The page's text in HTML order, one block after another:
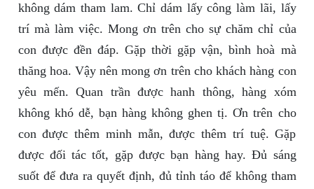
không dám tham lam. Chỉ dám lấy công làm lãi, lấy
trí mà làm việc. Mong ơn trên cho sự chăm chỉ của
con được đền đáp. Gặp thời gặp vận, bình hoà mà
thăng hoa. Vậy nên mong ơn trên cho khách hàng con
yêu mến. Quan trần được hanh thông, hàng xóm
không khó dễ, bạn hàng không ghen tị. Ơn trên cho
con được thêm minh mẫn, được thêm trí tuệ. Gặp
được đối tác tốt, gặp được bạn hàng hay. Đủ sáng
suốt để đưa ra quyết định, đủ tỉnh táo để không tham